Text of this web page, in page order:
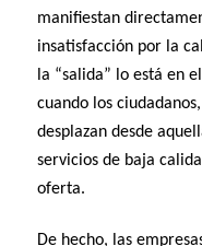
manifiestan
insatisfacción por la
la “salida” lo está en
cuando los
desplazan desde
servicios de baja
oferta.
De hecho, las